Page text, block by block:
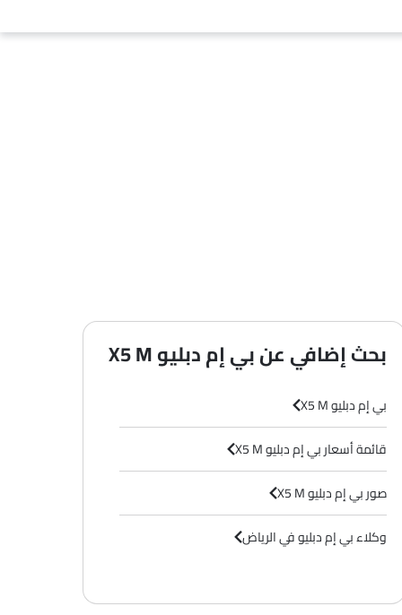
بحث إضافي عن بي إم دبليو X5 M
بي إم دبليو X5 M
قائمة أسعار بي إم دبليو X5 M
صور بي إم دبليو X5 M
وكلاء بي إم دبليو في الرياض‎